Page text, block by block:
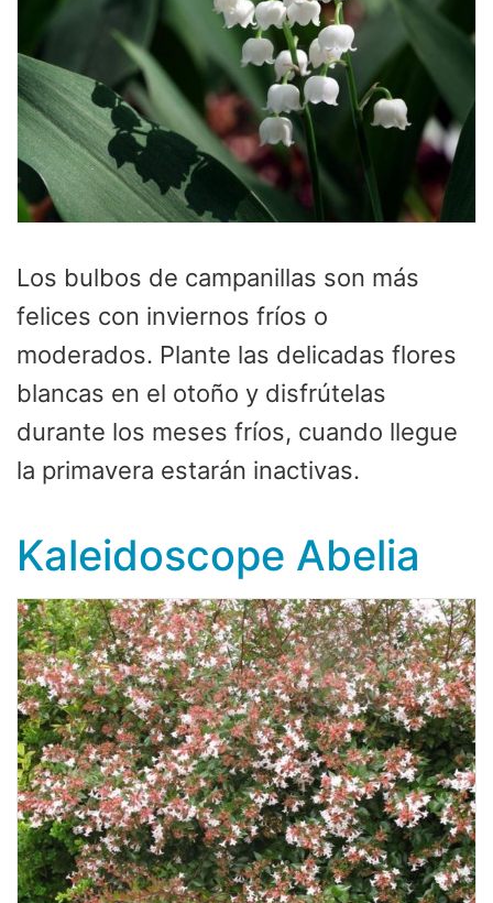
Los bulbos de campanillas son más
felices con inviernos fríos o
moderados. Plante las delicadas flores
blancas en el otoño y disfrútelas
durante los meses fríos, cuando llegue
la primavera estarán inactivas.
Kaleidoscope Abelia